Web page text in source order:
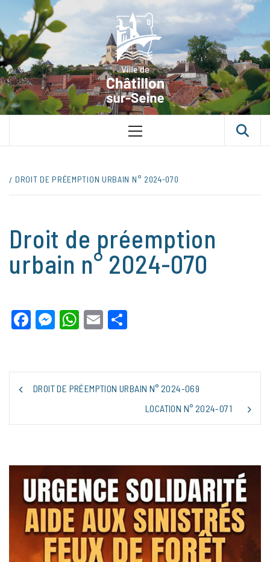
content
VILLE
SUR-SEINE
UNE VILLE DANS UN PARC
Primary
DROIT DE PRÉEMPTION URBAIN N° 2024-070
Droit de préemption
urbain n° 2024-070
Facebook
Messenger
WhatsApp
Email
NAVIGATION
DE
DROIT DE PRÉEMPTION URBAIN N° 2024-069
LOCATION N° 2024-071